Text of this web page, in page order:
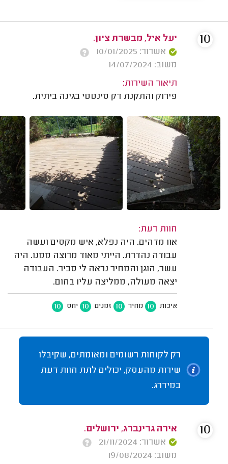
יעל איל, מבשרת ציון.
אשרור: 10/01/2025
משוב: 14/07/2024
תיאור השירות:
פירוק והתקנת דק סינטטי בגינה ביתית.
חוות דעת:
אוו מדהים. היה נפלא, איש מקסים ועשה
עבודה נהדרת. הייתי מאוד מרוצה ממנו. היה
עשר, הוגן והמחיר נראה לי סביר. העבודה
יצאה מעולה, ממליצה עליו בחום.
איכות 10 מחיר 10 זמנים 10 יחס 10
10
רק לקוחות רשומים ומאומתים, שקיבלו
שירות מהעסק, יכולים לתת חוות דעת
במידרג.
אירה גרינברג, ירושלים.
אשרור: 21/11/2024
משוב: 19/08/2024
10